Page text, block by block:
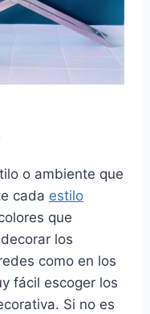
o ambiente que
cada estilo
que
los
como en los
fácil escoger los
Si no es